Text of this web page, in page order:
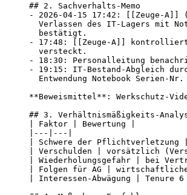
## 2. Sachverhalts-Memo
- 2026-04-15 17:42: [[Zeuge-A]]
Verlassen des IT-Lagers mit
  bestätigt.
- 17:48: [[Zeuge-A]] kontrolliert
  versteckt.
- 18:30: Personalleitung
- 19:15: IT-Bestand-Abgleich
Entwendung Notebook Serien-
**Beweismittel**: Werkschutz-
## 3. Verhältnismäßigkeits-
| Faktor | Bewertung |
|---|---|
| Schwere der Pflichtverletzung
| Verschulden | vorsätzlich
| Wiederholungsgefahr | bei
| Folgen für AG |
| Interessen-Abwägung |